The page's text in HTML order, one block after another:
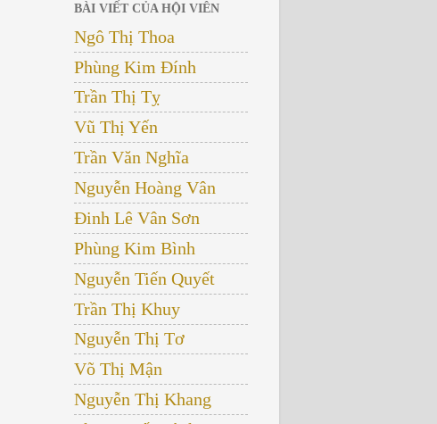
BÀI VIẾT CỦA HỘI VIÊN
Ngô Thị Thoa
Phùng Kim Đính
Trần Thị Tỵ
Vũ Thị Yến
Trần Văn Nghĩa
Nguyễn Hoàng Vân
Đinh Lê Vân Sơn
Phùng Kim Bình
Nguyễn Tiến Quyết
Trần Thị Khuy
Nguyễn Thị Tơ
Võ Thị Mận
Nguyễn Thị Khang